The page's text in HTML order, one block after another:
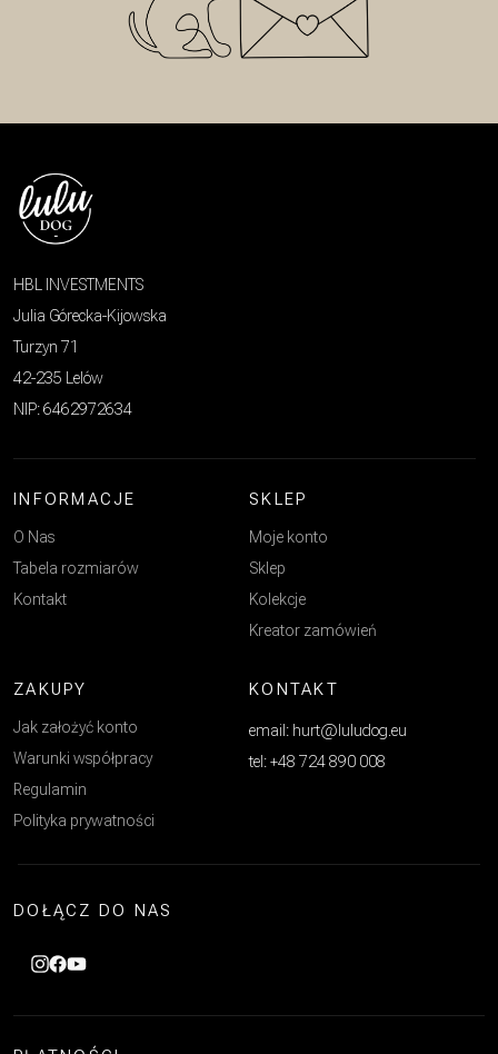
HBL INVESTMENTS
Julia Górecka-Kijowska
Turzyn 71
42-235 Lelów
NIP: 6462972634
INFORMACJE
O Nas
Tabela rozmiarów
Kontakt
SKLEP
Moje konto
Sklep
Kolekcje
Kreator zamówień
ZAKUPY
Jak założyć konto
Warunki współpracy
Regulamin
Polityka prywatności
KONTAKT
email: hurt@luludog.eu
tel: +48 724 890 008
DOŁĄCZ DO NAS